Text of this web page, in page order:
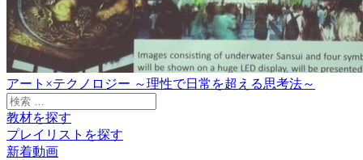
アート×テクノロジー ～理性で日常を超える思考法～
検
索:
教材を探す
プレイリストを探す
新着動画